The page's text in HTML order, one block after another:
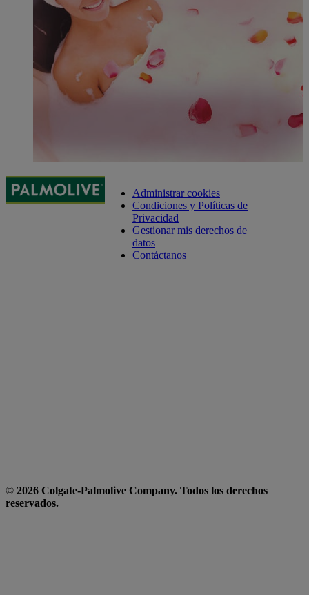
Administrar cookies
Condiciones y Políticas de
Privacidad
Gestionar mis derechos de
datos
Contáctanos
© 2026 Colgate-Palmolive Company. Todos los derechos
reservados.